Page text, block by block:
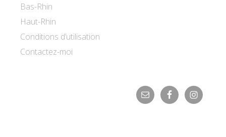
Bas-Rhin
Haut-Rhin
Conditions d’utilisation
Contactez-moi